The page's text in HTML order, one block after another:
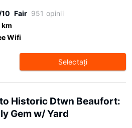
Fair 951 opinii
km
Wifi
Selectaţi
Historic Dtwn Beaufort:
Gem w/ Yard